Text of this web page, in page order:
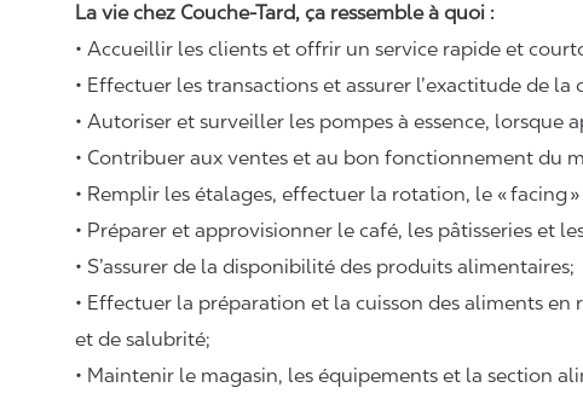
La vie chez Couche-Tard, ça ressemble à quoi :
• Accueillir les clients et offrir un service rapide et
• Effectuer les transactions et assurer l’exactitude de la
• Autoriser et surveiller les pompes à essence, lorsque
• Contribuer aux ventes et au bon fonctionnement du
• Remplir les étalages, effectuer la rotation, le «facing
• Préparer et approvisionner le café, les pâtisseries et
• S’assurer de la disponibilité des produits alimentaires;
• Effectuer la préparation et la cuisson des aliments
et de salubrité;
• Maintenir le magasin, les équipements et la section